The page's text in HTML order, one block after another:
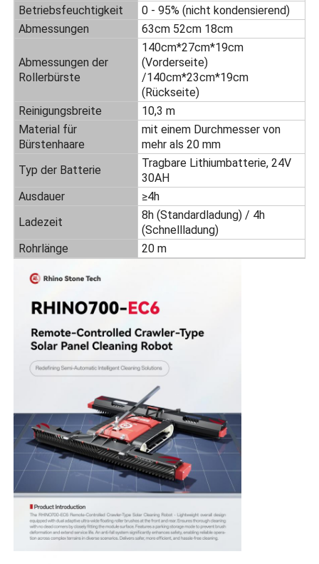
Sonnenkollektor-Waschmaschine
Solarpanel-Walzbürste
Reinigungswerkzeuge für Solarzellen
Sonnenkollektorwaschgeräte
Wasserspeisung
Umkehr-Osmose-Maschine
Sonnenkollektor-Reinigungsroboter
Energiespeicher-Schallschutz
Betriebsfeuchtigkeit
0 - 95% (nicht kondensierend)
Abmessungen
63cm 52cm 18cm
Abmessungen der
Rollerbürste
140cm*27cm*19cm
(Vorderseite)
/140cm*23cm*19cm
(Rückseite)
Reinigungsbreite
10,3 m
Material für
Bürstenhaare
mit einem Durchmesser von
mehr als 20 mm
Typ der Batterie
Tragbare Lithiumbatterie, 24V
30AH
Ausdauer
≥4h
Ladezeit
8h (Standardladung) / 4h
(Schnellladung)
Rohrlänge
20 m